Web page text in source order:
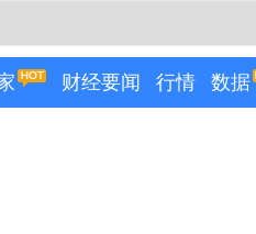
财经要闻 行情 数据